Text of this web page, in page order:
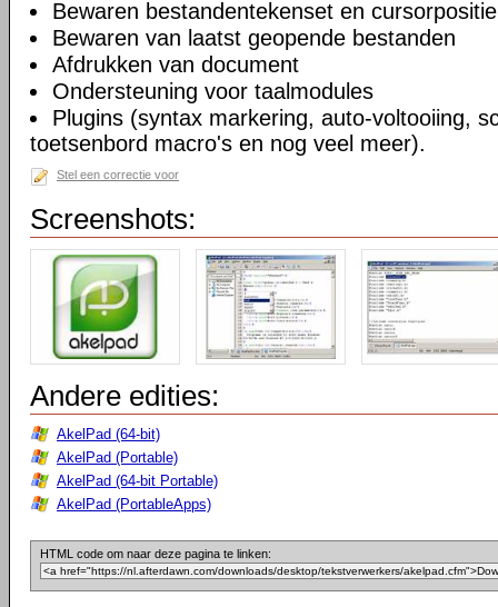
Bewaren bestandentekenset en cursorpositie
Bewaren van laatst geopende bestanden
Afdrukken van document
Ondersteuning voor taalmodules
Plugins (syntax markering, auto-voltooiing,
toetsenbord macro's en nog veel meer).
Stel een correctie voor
Screenshots:
Andere edities:
AkelPad (64-bit)
AkelPad (Portable)
AkelPad (64-bit Portable)
AkelPad (PortableApps)
HTML code om naar deze pagina te linken: